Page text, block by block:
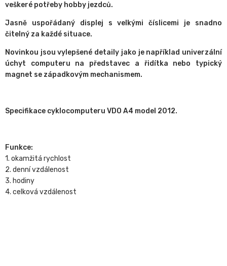
veškeré potřeby hobby jezdců.
Jasně uspořádaný displej s velkými číslicemi je snadno
čitelný za každé situace.
Novinkou jsou vylepšené detaily jako je například univerzální
úchyt computeru na představec a řidítka nebo typický
magnet se západkovým mechanismem.
Specifikace cyklocomputeru VDO A4 model 2012.
Funkce:
1. okamžitá rychlost
2. denní vzdálenost
3. hodiny
4. celková vzdálenost